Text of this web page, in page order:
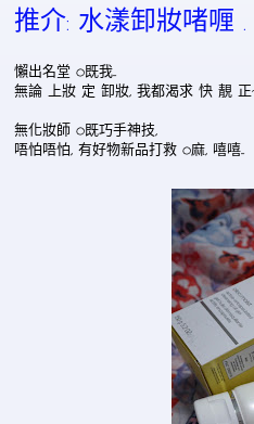
推介: 水漾卸妝啫喱
懶出名堂 o既我...
無論 上妝 定 卸妝, 我都渴求 快 靚
無化妝師 o既巧手神技,
唔怕唔怕, 有好物新品打救 o麻, 嘻嘻...